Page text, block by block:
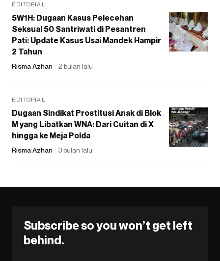
EDITORIAL
5W1H: Dugaan Kasus Pelecehan
Seksual 50 Santriwati di Pesantren
Pati: Update Kasus Usai Mandek Hampir
2 Tahun
Risma Azhari 2 bulan lalu
EDITORIAL
Dugaan Sindikat Prostitusi Anak di Blok
M yang Libatkan WNA: Dari Cuitan di X
hingga ke Meja Polda
Risma Azhari 3 bulan lalu
Subscribe so you won’t get left
behind.